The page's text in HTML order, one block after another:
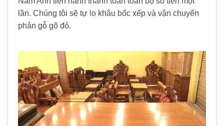
lần. Chúng tôi sẽ tự lo khâu bốc xếp và vận chuyển
phản gỗ gõ đỏ.